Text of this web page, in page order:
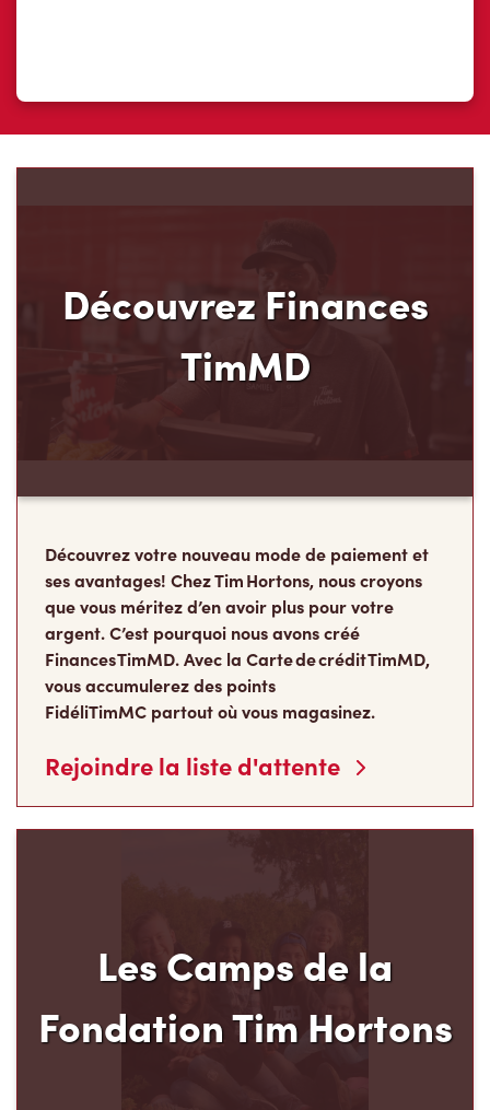
TimMD
ses avantages! Chez Tim Hortons, nous croyons
que vous méritez d’en avoir plus pour votre
argent. C’est pourquoi nous avons créé
Finances TimMD. Avec la Carte de crédit TimMD,
vous accumulerez des points
FidéliTimMC partout où vous magasinez.
Rejoindre la liste d'attente
Fondation Tim Hortons